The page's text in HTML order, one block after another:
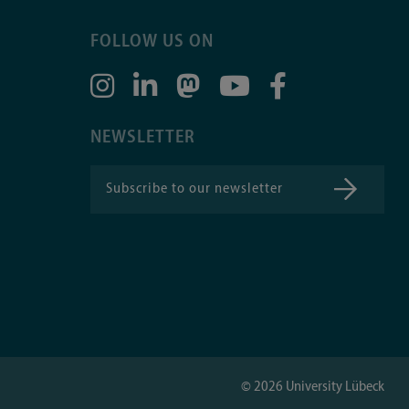
FOLLOW US ON
NEWSLETTER
Subscribe to our newsletter
©2026 University Lübeck